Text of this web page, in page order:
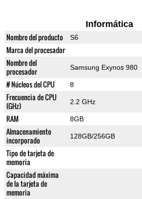
Informática
Nombre del producto S6
Marca del procesador
Nombre del
procesador
Samsung Exynos 980
# Núcleos del CPU 8
Frecuencia de CPU
(GHz)
2.2 GHz
RAM 8GB
Almacenamiento
incorporado
128GB/256GB
Tipo de tarjeta de
memoria
Capacidad máxima
de la tarjeta de
memoria